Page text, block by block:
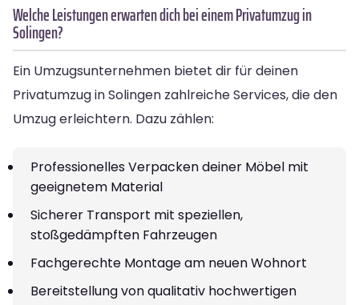
Welche Leistungen erwarten dich bei einem Privatumzug in
Solingen?
Ein Umzugsunternehmen bietet dir für deinen
Privatumzug in Solingen zahlreiche Services, die den
Umzug erleichtern. Dazu zählen:
Professionelles Verpacken deiner Möbel mit
geeignetem Material
Sicherer Transport mit speziellen,
stoßgedämpften Fahrzeugen
Fachgerechte Montage am neuen Wohnort
Bereitstellung von qualitativ hochwertigen